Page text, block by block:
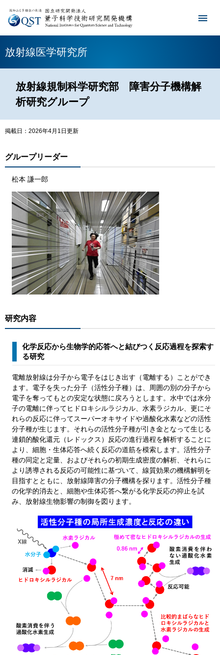
放射線医学研究所
放射線規制科学研究部 障害分子機構解
析研究グループ
掲載日：2026年4月1日更新
グループリーダー
松本 謙一郎
研究内容
​化学反応から生物学的応答へと結びつく反応過程を探索す
る研究
電離放射線は分子から電子をはじき出す（電離する）ことができ
ます。電子を失った分子（活性分子種）は、周囲の別の分子から
電子を奪ってもとの安定な状態に戻ろうとします。水中では水分
子の電離に伴ってヒドロキシルラジカル、水素ラジカル、更にそ
れらの反応に伴ってスーパーオキサイドや過酸化水素などの活性
分子種が生じます。それらの活性分子種が引き金となって生じる
連鎖的酸化還元（レドックス）反応の進行過程を解析することに
より、細胞・生体応答へ続く反応の道筋を模索します。活性分子
種の同定と定量、およびそれらの初期生成密度の解析、それらに
より誘導される反応の可能性に基づいて、線質効果の機構解明を
目指すとともに、放射線障害の分子機構を探ります。活性分子種
の化学的消去と、細胞や生体応答へ繋がる化学反応の抑止を試
み、放射線生物影響の制御を図ります。